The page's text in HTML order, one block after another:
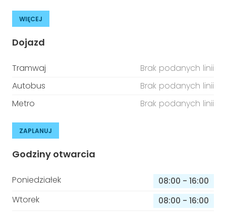
WIĘCEJ
Dojazd
Tramwaj
Brak podanych linii
Autobus
Brak podanych linii
Metro
Brak podanych linii
ZAPLANUJ
Godziny otwarcia
Poniedziałek 08:00 - 16:00
Wtorek
08:00 - 16:00